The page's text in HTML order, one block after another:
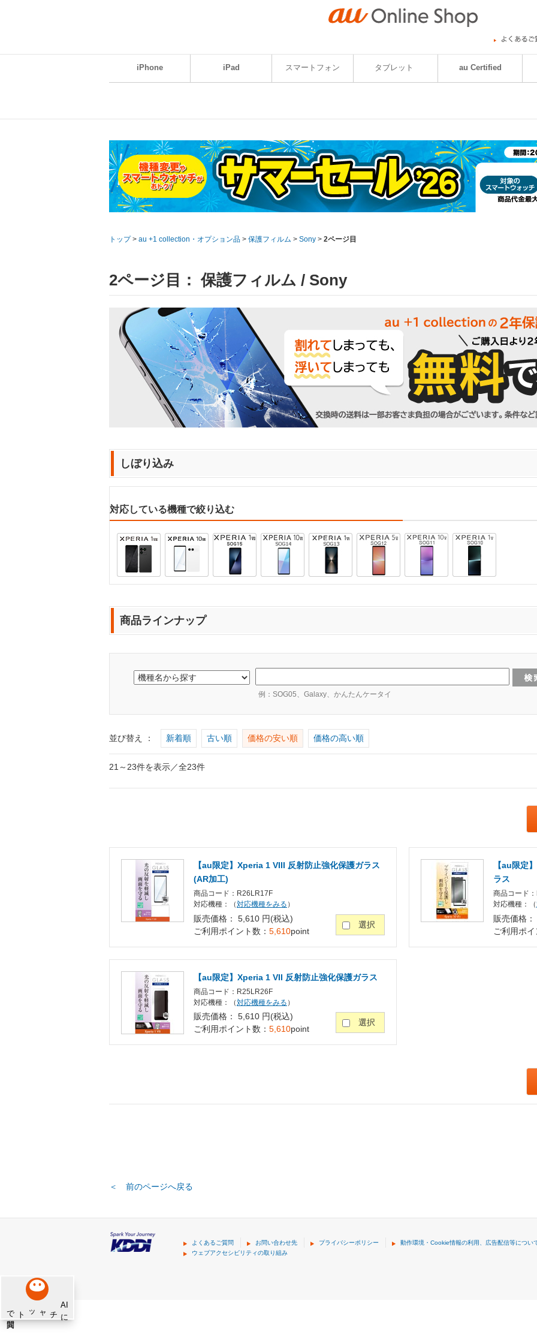
iPhone iPad スマートフォン タブレット au Certified
トップ > au +1 collection・オプション品 > 保護フィルム > Sony > 2ページ目
2ページ目： 保護フィルム / Sony
しぼり込み
対応している機種で絞り込む
商品ラインナップ
例：SOG05、Galaxy、かんたんケータイ
並び替え ： 新着順 古い順 価格の安い順 価格の高い順
21～23件を表示／全23件
【au限定】Xperia 1 VIII 反射防止強化保護ガラス
(AR加工)
商品コード：R26LR17F
対応機種：（対応機種をみる ）
販売価格： 5,610 円(税込)
ご利用ポイント数： 5,610point
選択
【au限定
ラス
商品コード
対応機種：（
販売価格
ご利用ポイ
【au限定】Xperia 1 VII 反射防止強化保護ガラス
商品コード：R25LR26F
対応機種：（対応機種をみる ）
販売価格： 5,610 円(税込)
ご利用ポイント数： 5,610point
選択
＜ 前のページへ戻る
よくあるご質問 お問い合わせ先 プライバシーポリシー 動作環境・Cookie情報の利用、広告配信等につい
ウェブアクセシビリティの取り組み